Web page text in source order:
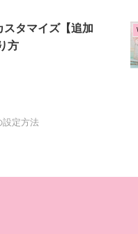
タマイズ【追加
方
設定方法